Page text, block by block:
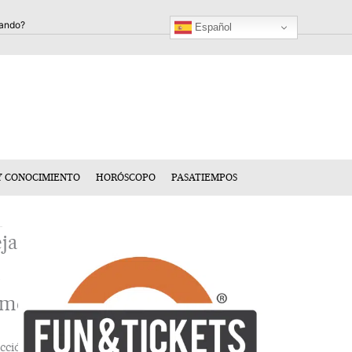
Español
CONOCIMIENTO HORÓSCOPO PASATIEMPOS